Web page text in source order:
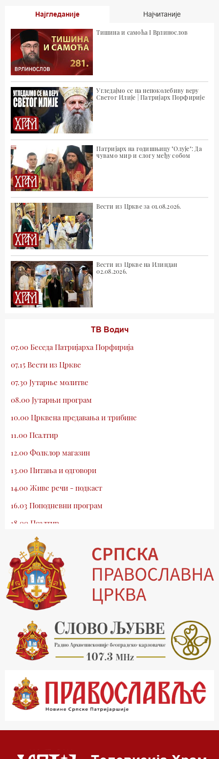
Најгледаније Најчитаније
Тишина и самоћа I Врлинослов
Угледајмо се на непоколебиву веру
Светог Илије | Патријарх Порфирије
Патријарх на годишњицу "Олује": Да
чувамо мир и слогу међу собом
Вести из Цркве за 01.08.2026.
Вести из Цркве на Илиндан
02.08.2026.
ТВ Водич
07.00 Беседа Патријарха Порфирија
07.15 Вести из Цркве
07.30 Јутарње молитве
08.00 Јутарњи програм
10.00 Црквена предавања и трибине
11.00 Псалтир
12.00 Фолклор магазин
13.00 Питања и одговори
14.00 Живе речи - подкаст
16.03 Поподневни програм
18.00 Псалтир
19.03 Млади у Цркви
19.30 Вечерње молитве
20.00 Вести из Цркве
20.15 Реч архијереја
20.30 Хроника Архиепископије
21.03 Врлинослов
22.03 Црквена предавања и трибине
23.00 Питања и одговори
00.03 Црквена предавања и трибине
01.03 Живе речи - подкаст